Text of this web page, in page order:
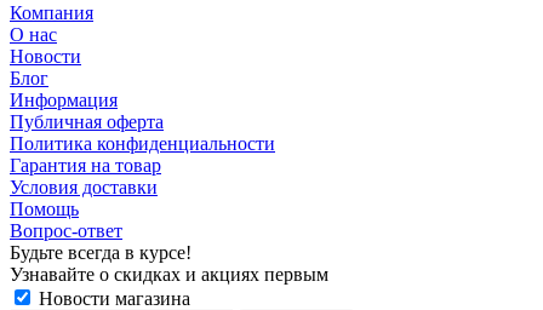
Компания
О нас
Новости
Блог
Информация
Публичная оферта
Политика конфиденциальности
Гарантия на товар
Условия доставки
Помощь
Вопрос-ответ
Будьте всегда в курсе!
Узнавайте о скидках и акциях первым
Новости магазина